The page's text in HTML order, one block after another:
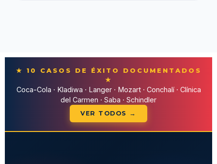
★ 10 CASOS DE ÉXITO DOCUMENTADOS
★
Coca-Cola · Kladiwa · Langer · Mozart · Conchalí · Clínica
del Carmen · Saba · Schindler
VER TODOS →